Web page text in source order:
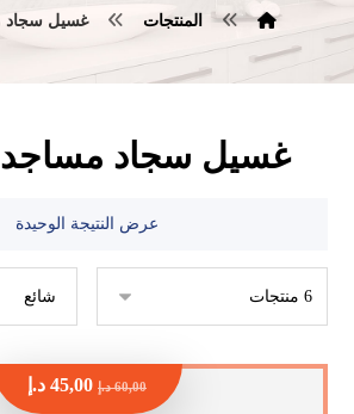
المنتجات غسيل سجاد
غسيل سجاد مساجد
عرض النتيجة الوحيدة
60,00 د.إ 45,00 د.إ